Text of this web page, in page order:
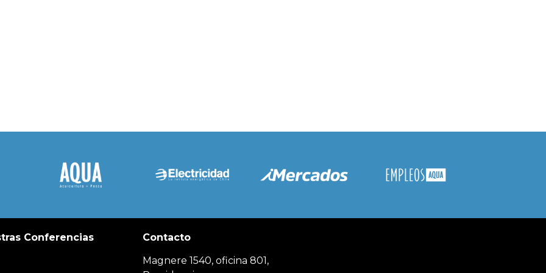
Conferencias Contacto
Magnere 1540, oficina 801,